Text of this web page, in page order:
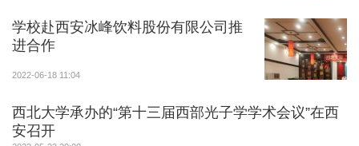
学校赴西安冰峰饮料股份有限公司推
进合作
2022-06-18 11:04
西北大学承办的“第十三届西部光子学学术会议”在西
安召开